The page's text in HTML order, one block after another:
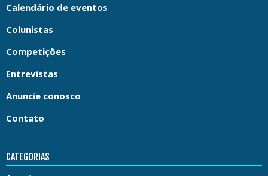
Calendário de eventos
Colunistas
Competições
Entrevistas
Anuncie conosco
Contato
CATEGORIAS